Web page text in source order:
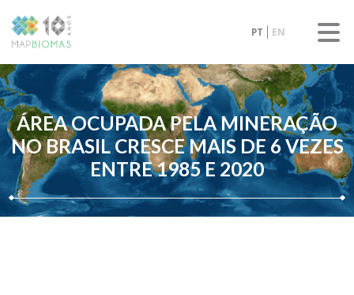
PT EN
ÁREA OCUPADA PELA MINERAÇÃO
NO BRASIL CRESCE MAIS DE 6 VEZES
ENTRE 1985 E 2020